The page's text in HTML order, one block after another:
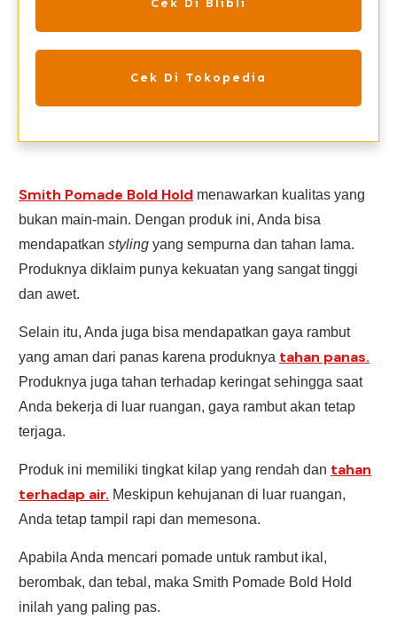
Cek Di Blibli
Cek Di Tokopedia
Smith Pomade Bold Hold menawarkan kualitas yang
bukan main-main. Dengan produk ini, Anda bisa
mendapatkan styling yang sempurna dan tahan lama.
Produknya diklaim punya kekuatan yang sangat tinggi
dan awet.
Selain itu, Anda juga bisa mendapatkan gaya rambut
yang aman dari panas karena produknya tahan panas.
Produknya juga tahan terhadap keringat sehingga saat
Anda bekerja di luar ruangan, gaya rambut akan tetap
terjaga.
Produk ini memiliki tingkat kilap yang rendah dan tahan
terhadap air. Meskipun kehujanan di luar ruangan,
Anda tetap tampil rapi dan memesona.
Apabila Anda mencari pomade untuk rambut ikal,
berombak, dan tebal, maka Smith Pomade Bold Hold
inilah yang paling pas.